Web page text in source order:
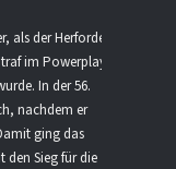
als der Herforder
im Powerplay,
In der 56.
nachdem er
ging das
den Sieg für die